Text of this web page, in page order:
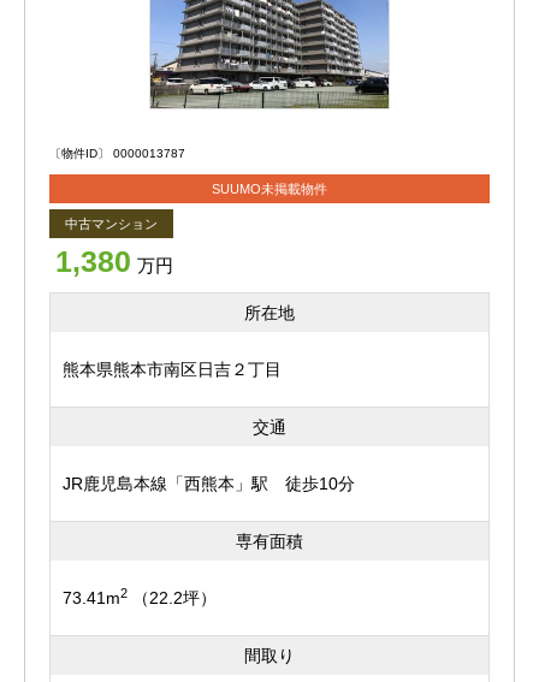
〔物件ID〕 0000013787
SUUMO未掲載物件
中古マンション
1,380 万円
所在地
熊本県熊本市南区日吉２丁目
交通
JR鹿児島本線「西熊本」駅 徒歩10分
専有面積
73.41m2 （22.2坪）
間取り